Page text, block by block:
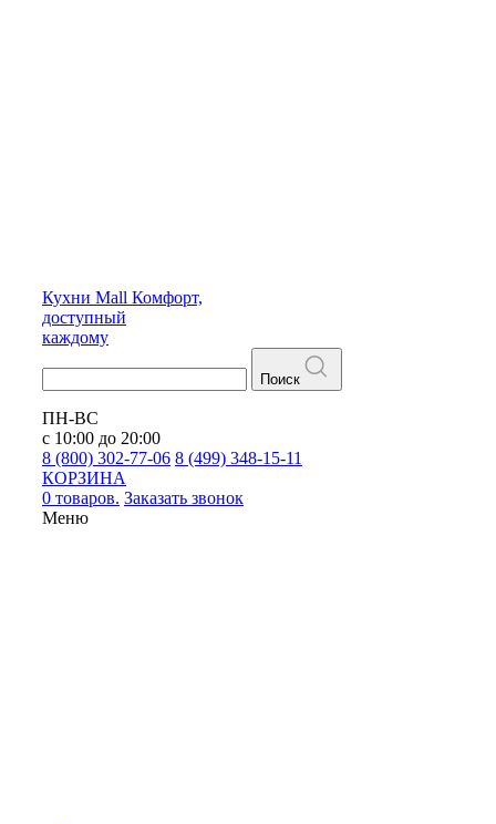
Кухни Mall Комфорт,
доступный
каждому
Поиск
ПН-ВС
с 10:00 до 20:00
8 (800) 302-77-06 8 (499) 348-15-11
КОРЗИНА
0 товаров. Заказать звонок
Меню